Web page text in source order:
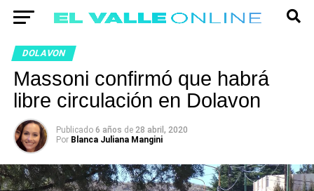
DOLAVON
Massoni confirmó que habrá
libre circulación en Dolavon
Publicado 6 años de 28 abril, 2020
Por Blanca Juliana Mangini